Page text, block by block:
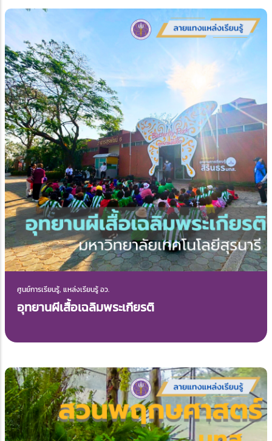
ศูนย์การเรียนรู้, แหล่งเรียนรู้ อว.
อุทยานผีเสื้อเฉลิมพระเกียรติ